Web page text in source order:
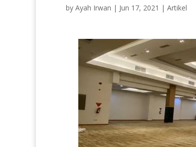
by Ayah Irwan | Jun 17, 2021 | Artikel